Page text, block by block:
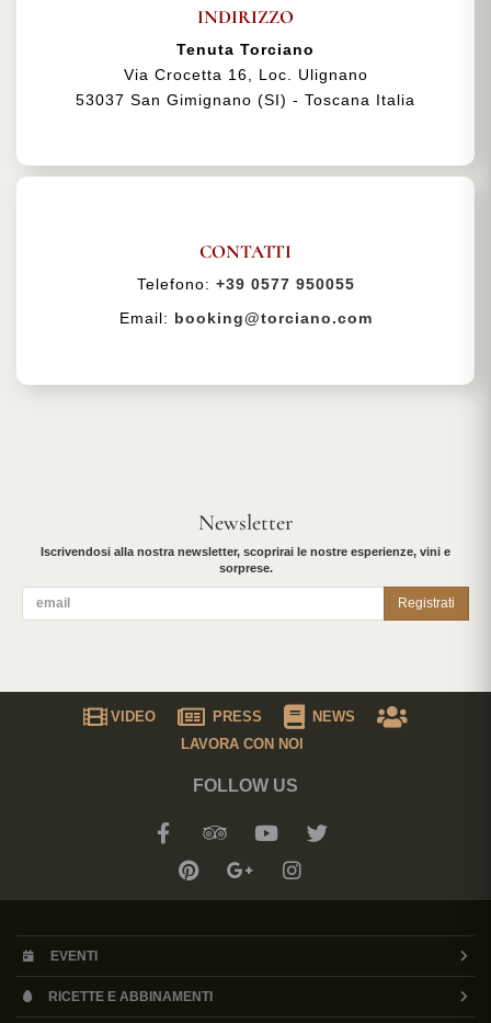
INDIRIZZO
Tenuta Torciano
Via Crocetta 16, Loc. Ulignano
53037 San Gimignano (SI) - Toscana Italia
CONTATTI
Telefono: +39 0577 950055
Email: booking@torciano.com
Newsletter
Iscrivendosi alla nostra newsletter, scoprirai le nostre esperienze, vini e
sorprese.
Registrati
VIDEO PRESS
NEWS
LAVORA CON NOI
FOLLOW US
EVENTI
RICETTE E ABBINAMENTI